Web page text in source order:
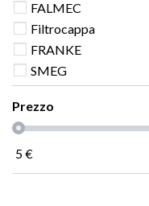
FALMEC
Filtrocappa
FRANKE
SMEG
Prezzo
5€